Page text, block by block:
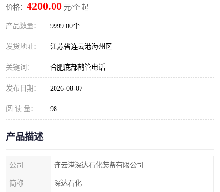
价格： 4200.00 元/个 起
产品数量： 9999.00个
发货地址： 江苏省连云港海州区
关键词： 合肥底部鹤管电话
发布日期： 2026-08-07
阅 读 量： 98
产品描述
公司 连云港深达石化装备有限公司
简称 深达石化